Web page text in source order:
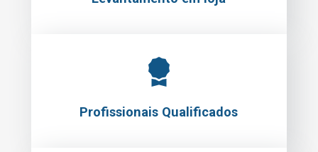
Profissionais Qualificados